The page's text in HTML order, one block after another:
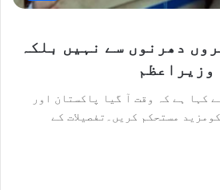
دھرنوں سے نہیں بلکہ
وزیراعظم
کہا ہے کہ وقت آ گیا پاکستان اور
مستحکم کریں۔تفصیلات کے